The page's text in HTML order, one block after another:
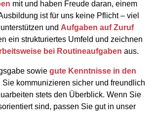
mit und haben Freude daran, einem
ist für uns keine Pflicht – viel
und Aufgaben auf Zuruf
ein strukturiertes Umfeld und zeichnen
bei Routineaufgaben aus.
sowie gute Kenntnisse in den
Sie kommunizieren sicher und freundlich
stets den Überblick. Wenn Sie
sind, passen Sie gut in unser